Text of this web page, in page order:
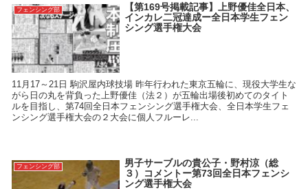
フェンシング部
【第169号掲載記事】上野優佳全日本、
インカレ二冠達成ー全日本学生フェン
シング選手権大会
11月17～21日 駒沢屋内球技場 昨年行われた東京五輪に、現役大学生な
がら日の丸を背負った上野優佳（法２）が五輪出場後初めてのタイト
ルを目指し、第74回全日本フェンシング選手権大会、全日本学生フェ
ンシング選手権大会の２大会に個人フルーレ...
フェンシング部
男子サーブルの貴公子・野村涼（総
３）コメントー第73回全日本フェンシ
ング選手権大会